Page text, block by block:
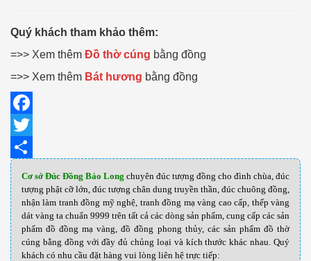
Quý khách tham khảo thêm:
=>> Xem thêm Đồ thờ cúng bằng đồng
=>> Xem thêm Bát hương bằng đồng
Facebook
Twitter
ShareCơ sở Đúc Đồng Bảo Long chuyên đúc tượng đồng cho đình chùa, đúc
tượng phật cỡ lớn, đúc tượng chân dung truyền thần, đúc chuông đồng,
nhận làm tranh đồng mỹ nghệ, tranh đồng mạ vàng cao cấp, thếp vàng
dát vàng ta chuẩn 9999 trên tất cả các dòng sản phẩm, cung cấp các sản
phẩm đồ đồng mạ vàng, đồ đồng phong thủy, các sản phẩm đồ thờ
cúng bằng đồng với đầy đủ chủng loại và kích thước khác nhau Quý
khách có nhu cầu đặt hàng vui lòng liên hệ trực tiếp: